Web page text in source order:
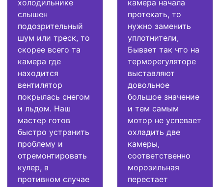
холодильнике
слышен
подозрительный
шум или треск, то
скорее всего та
камера где
находится
вентилятор
покрылась снегом
и льдом. Наш
мастер готов
быстро устранить
проблему и
отремонтировать
кулер, в
противном случае
камера начала
протекать, то
нужно заменить
уплотнители,
Бывает так что на
терморегуляторе
выставляют
довольное
большое значение
и тем самым
мотор не успевает
охладить две
камеры,
соответственно
морозильная
перестает